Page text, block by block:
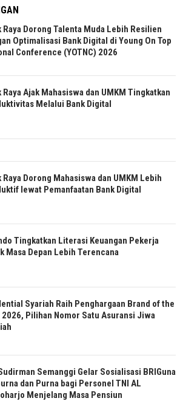
Raya Dorong Talenta Muda Lebih Resilien
Optimalisasi Bank Digital di Young On Top
Conference (YOTNC) 2026
Raya Ajak Mahasiswa dan UMKM Tingkatkan
Melalui Bank Digital
Raya Dorong Mahasiswa dan UMKM Lebih
lewat Pemanfaatan Bank Digital
Tingkatkan Literasi Keuangan Pekerja
Masa Depan Lebih Terencana
Syariah Raih Penghargaan Brand of the
2026, Pilihan Nomor Satu Asuransi Jiwa
Semanggi Gelar Sosialisasi BRIGuna
dan Purna bagi Personel TNI AL
Menjelang Masa Pensiun